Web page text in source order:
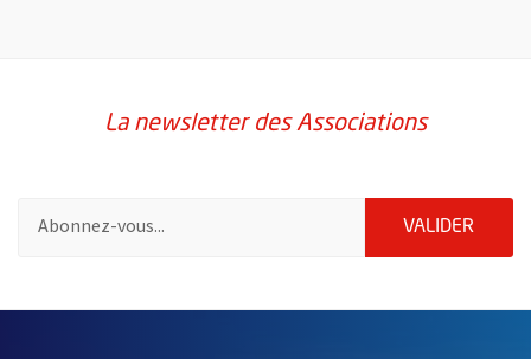
La newsletter des Associations
VALIDER